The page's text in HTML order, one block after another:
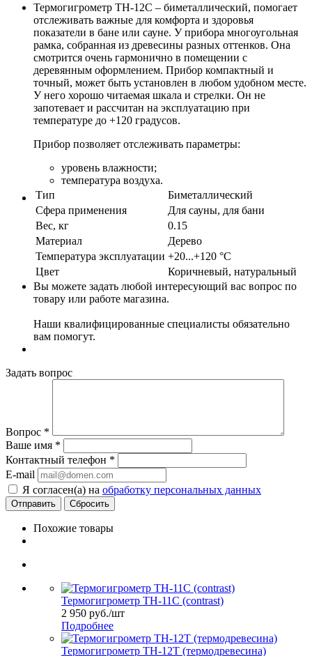
Термогигрометр ТН-12С – биметаллический, помогает
отслеживать важные для комфорта и здоровья
показатели в бане или сауне. У прибора многоугольная
рамка, собранная из древесины разных оттенков. Она
смотрится очень гармонично в помещении с
деревянным оформлением. Прибор компактный и
точный, может быть установлен в любом удобном месте.
У него хорошо читаемая шкала и стрелки. Он не
запотевает и рассчитан на эксплуатацию при
температуре до +120 градусов.
Прибор позволяет отслеживать параметры:
уровень влажности;
температура воздуха.
Тип
Биметаллический
Сфера применения
Для сауны, для бани
Вес, кг
0.15
Материал
Дерево
Температура эксплуатации +20...+120 °С
Цвет
Коричневый, натуральный
Вы можете задать любой интересующий вас вопрос по
товару или работе магазина.
Наши квалифицированные специалисты обязательно
вам помогут.
Задать вопрос
Вопрос *
Ваше имя *
Контактный телефон *
E-mail
Я согласен(а) на обработку персональных данных
Сбросить
Похожие товары
Термогигрометр TH-11C (contrast)
2 950 руб./шт
Подробнее
Термогигрометр TH-12T (термодревесина)